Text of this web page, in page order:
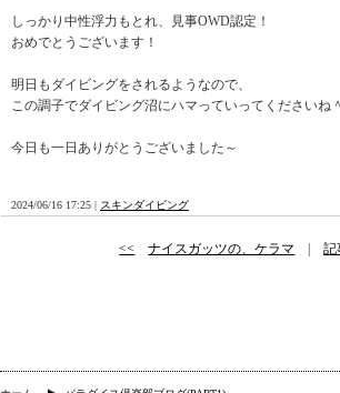
しっかり中性浮力もとれ、見事OWD認定！
おめでとうございます！
明日もダイビングをされるようなので、
この調子でダイビング沼にハマっていってくださいね
今日も一日ありがとうございました～
2024/06/16 17:25 | スキンダイビング
<< ナイスガッツの、ケラマ |記